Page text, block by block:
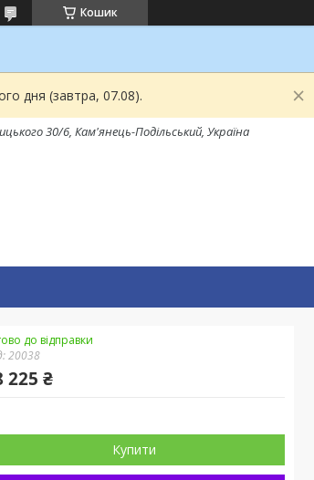
Кошик
дня (завтра, 07.08).
30/6, Кам'янець-Подільський, Україна
до відправки
20038
225 ₴
Купити